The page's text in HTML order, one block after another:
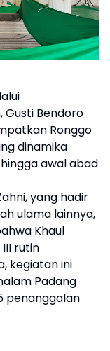
Gusti Bendoro
Ronggo
dinamika
awal abad
yang hadir
ulama lainnya,
Khaul
rutin
kegiatan ini
Padang
penanggalan